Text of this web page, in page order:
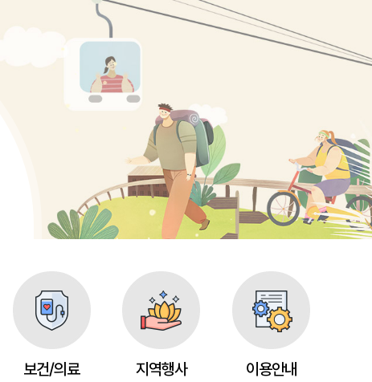
보건/의료 지역행사 이용안내